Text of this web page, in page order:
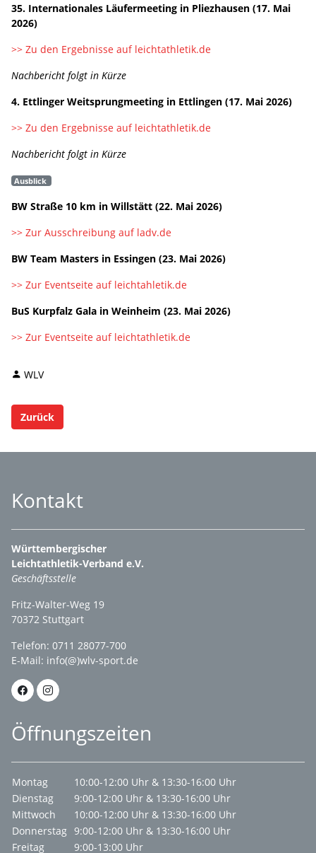
35. Internationales Läufermeeting in Pliezhausen (17. Mai
2026)
>> Zu den Ergebnisse auf leichtathletik.de
Nachbericht folgt in Kürze
4. Ettlinger Weitsprungmeeting in Ettlingen (17. Mai 2026)
>> Zu den Ergebnisse auf leichtathletik.de
Nachbericht folgt in Kürze
Ausblick
BW Straße 10 km in Willstätt (22. Mai 2026)
>> Zur Ausschreibung auf ladv.de
BW Team Masters in Essingen (23. Mai 2026)
>> Zur Eventseite auf leichtahletik.de
BuS Kurpfalz Gala in Weinheim (23. Mai 2026)
>> Zur Eventseite auf leichtathletik.de
WLV
Zurück
Kontakt
Württembergischer
Leichtathletik-Verband e.V.
Geschäftsstelle
Fritz-Walter-Weg 19
70372 Stuttgart
Telefon: 0711 28077-700
E-Mail: info(@)wlv-sport.de
Öffnungszeiten
Montag
10:00-12:00 Uhr & 13:30-16:00 Uhr
Dienstag
9:00-12:00 Uhr & 13:30-16:00 Uhr
Mittwoch
10:00-12:00 Uhr & 13:30-16:00 Uhr
Donnerstag 9:00-12:00 Uhr & 13:30-16:00 Uhr
Freitag
9:00-13:00 Uhr